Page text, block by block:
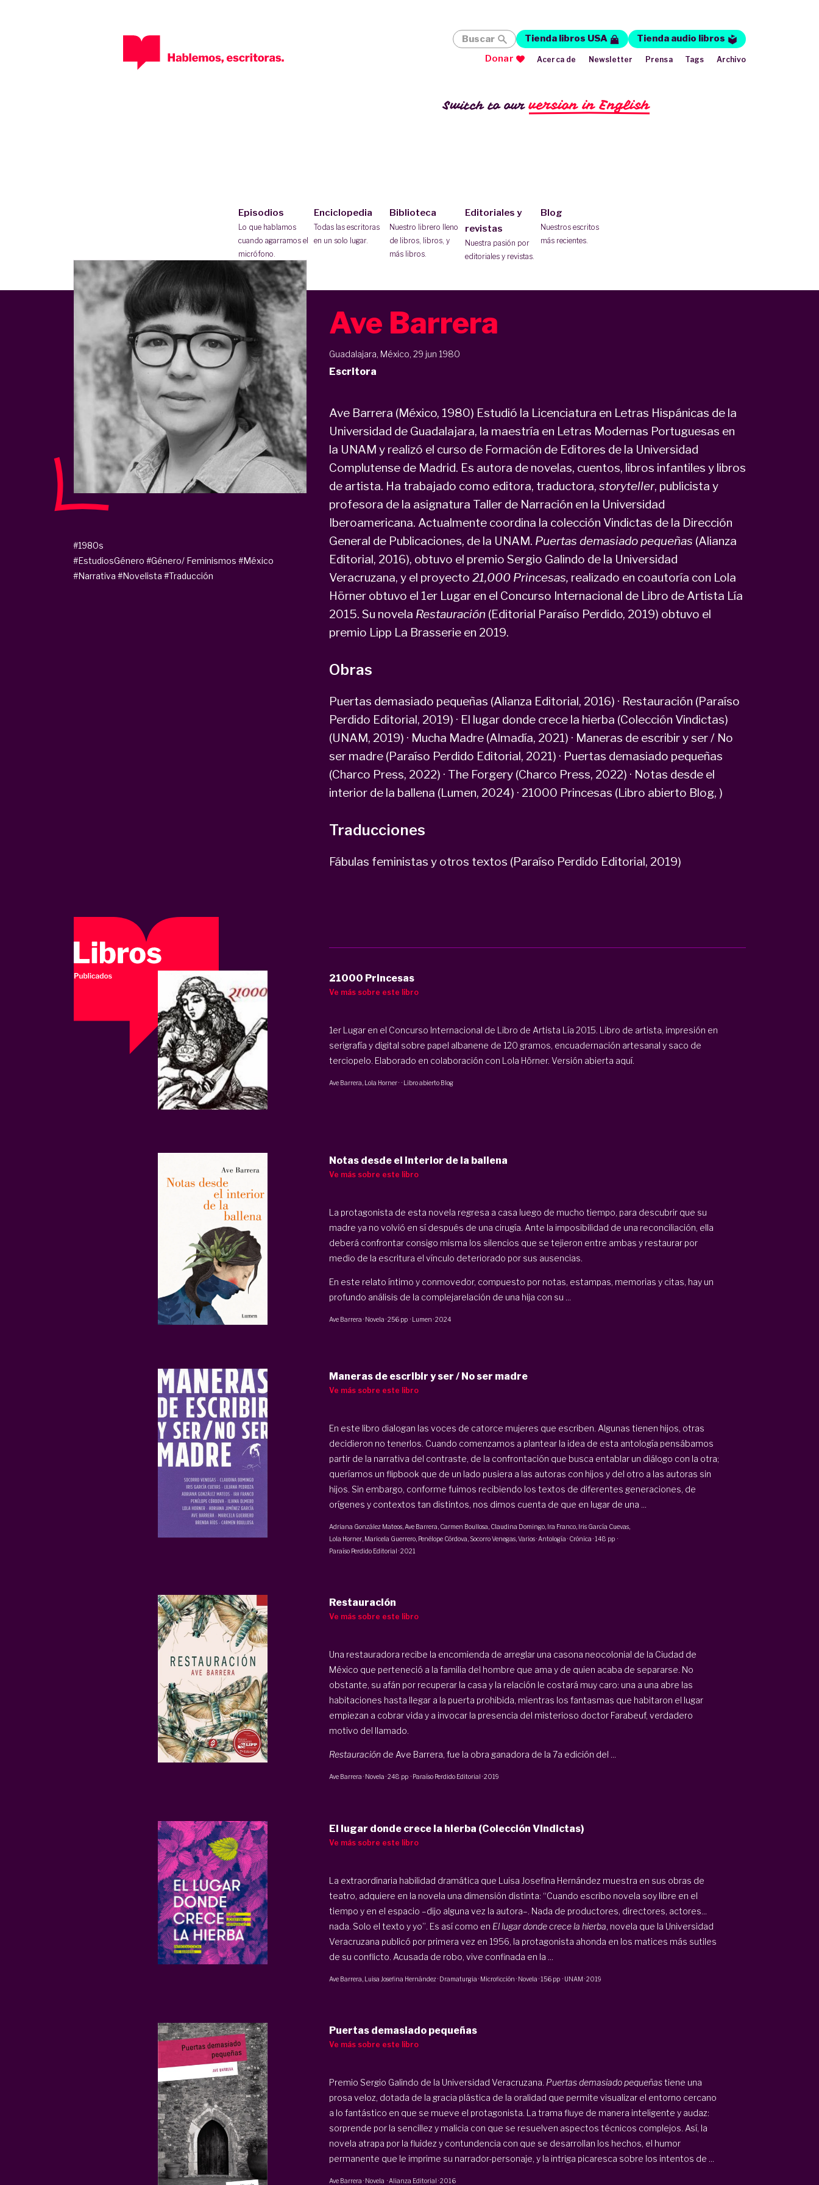
Switch to ourversion in English
Episodios
Lo que hablamos
cuando agarramos el
micrófono.
Enciclopedia
Todas las escritoras
en un solo lugar.
Biblioteca
Nuestro librero lleno
de libros, libros, y
más libros.
Editoriales y
revistas
Nuestra pasión por
editoriales y revistas.
Blog
Nuestros escritos
más recientes.
Buscar Tienda libros USA
Tienda audio libros
Donar
Acerca de Newsletter Prensa Tags Archivo
Ave Barrera
Guadalajara, México, 29 jun 1980
Escritora
Ave Barrera (México, 1980) Estudió la Licenciatura en Letras Hispánicas de la
Universidad de Guadalajara, la maestría en Letras Modernas Portuguesas en
la UNAM y realizó el curso de Formación de Editores de la Universidad
Complutense de Madrid. Es autora de novelas, cuentos, libros infantiles y libros
de artista. Ha trabajado como editora, traductora, storyteller, publicista y
profesora de la asignatura Taller de Narración en la Universidad
Iberoamericana. Actualmente coordina la colección Vindictas de la Dirección
General de Publicaciones, de la UNAM. Puertas demasiado pequeñas (Alianza
Editorial, 2016), obtuvo el premio Sergio Galindo de la Universidad
Veracruzana, y el proyecto 21,000 Princesas, realizado en coautoría con Lola
Hörner obtuvo el 1er Lugar en el Concurso Internacional de Libro de Artista Lía
2015. Su novela Restauración (Editorial Paraíso Perdido, 2019) obtuvo el
premio Lipp La Brasserie en 2019.
Obras
Puertas demasiado pequeñas (Alianza Editorial, 2016) · Restauración (Paraíso
Perdido Editorial, 2019) · El lugar donde crece la hierba (Colección Vindictas)
(UNAM, 2019) · Mucha Madre (Almadía, 2021) · Maneras de escribir y ser / No
ser madre (Paraíso Perdido Editorial, 2021) · Puertas demasiado pequeñas
(Charco Press, 2022) · The Forgery (Charco Press, 2022) · Notas desde el
interior de la ballena (Lumen, 2024) · 21000 Princesas (Libro abierto Blog, )
Traducciones
Fábulas feministas y otros textos (Paraíso Perdido Editorial, 2019)
#1980s
#EstudiosGénero #Género/ Feminismos #México
#Narrativa #Novelista #Traducción
21000 Princesas
Ve más sobre este libro
1er Lugar en el Concurso Internacional de Libro de Artista Lía 2015. Libro de artista, impresión en
serigrafía y digital sobre papel albanene de 120 gramos, encuadernación artesanal y saco de
terciopelo. Elaborado en colaboración con Lola Hörner. Versión abierta aquí.
Ave Barrera Lola Horner · · Libro abierto Blog
Notas desde el interior de la ballena
Ve más sobre este libro
La protagonista de esta novela regresa a casa luego de mucho tiempo, para descubrir que su
madre ya no volvió en sí después de una cirugía. Ante la imposibilidad de una reconciliación, ella
deberá confrontar consigo misma los silencios que se tejieron entre ambas y restaurar por
medio de la escritura el vínculo deteriorado por sus ausencias.
En este relato íntimo y conmovedor, compuesto por notas, estampas, memorias y citas, hay un
profundo análisis de la complejarelación de una hija con su ...
Ave Barrera · Novela ·256 pp· Lumen ·2024
Maneras de escribir y ser / No ser madre
Ve más sobre este libro
En este libro dialogan las voces de catorce mujeres que escriben. Algunas tienen hijos, otras
decidieron no tenerlos. Cuando comenzamos a plantear la idea de esta antología pensábamos
partir de la narrativa del contraste, de la confrontación que busca entablar un diálogo con la otra;
queríamos un flipbook que de un lado pusiera a las autoras con hijos y del otro a las autoras sin
hijos. Sin embargo, conforme fuimos recibiendo los textos de diferentes generaciones, de
orígenes y contextos tan distintos, nos dimos cuenta de que en lugar de una ...
Adriana González Mateos, Ave Barrera Carmen Boullosa Claudina Domingo, Ira Franco, Iris García Cuevas,
Lola Horner, Maricela Guerrero, Penélope Córdova, Socorro Venegas, Varios· Antología · Crónica ·148 pp·
Paraíso Perdido Editorial ·2021
Restauración
Ve más sobre este libro
Una restauradora recibe la encomienda de arreglar una casona neocolonial de la Ciudad de
México que perteneció a la familia del hombre que ama y de quien acaba de separarse. No
obstante, su afán por recuperar la casa y la relación le costará muy caro: una a una abre las
habitaciones hasta llegar a la puerta prohibida, mientras los fantasmas que habitaron el lugar
empiezan a cobrar vida y a invocar la presencia del misterioso doctor Farabeuf, verdadero
motivo del llamado.
Restauraciónde Ave Barrera, fue la obra ganadora de la 7a edición del ...
Ave Barrera · Novela ·248 pp· Paraíso Perdido Editorial ·2019
El lugar donde crece la hierba (Colección Vindictas)
Ve más sobre este libro
La extraordinaria habilidad dramática que Luisa Josefina Hernández muestra en sus obras de
teatro, adquiere en la novela una dimensión distinta: “Cuando escribo novela soy libre en el
tiempo y en el espacio –dijo alguna vez la autora–. Nada de productores, directores, actores...
nada. Solo el texto y yo”. Es así como en El lugar donde crece la hierba, novela que la Universidad
Veracruzana publicó por primera vez en 1956, la protagonista ahonda en los matices más sutiles
de su conflicto. Acusada de robo, vive confinada en la ...
Ave Barrera Luisa Josefina Hernández · Dramaturgia · Microficción · Novela ·156 pp· UNAM ·2019
Puertas demasiado pequeñas
Ve más sobre este libro
Premio Sergio Galindo de la Universidad Veracruzana. Puertas demasiado pequeñastiene una
prosa veloz, dotada de la gracia plástica de la oralidad que permite visualizar el entorno cercano
a lo fantástico en que se mueve el protagonista. La trama fluye de manera inteligente y audaz:
sorprende por la sencillez y malicia con que se resuelven aspectos técnicos complejos. Así, la
novela atrapa por la fluidez y contundencia con que se desarrollan los hechos, el humor
permanente que le imprime su narrador-personaje, y la intriga picaresca sobre los intentos de ...
Ave Barrera · Novela · Alianza Editorial ·2016